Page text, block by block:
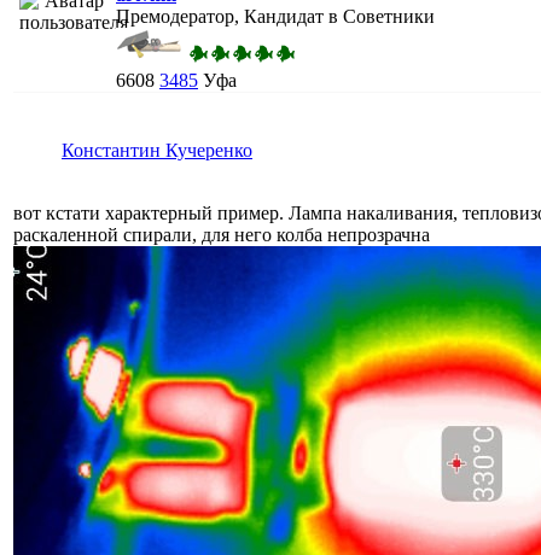
Премодератор, Кандидат в Советники
6608 3485 Уфа
Константин Кучеренко
вот кстати характерный пример. Лампа накаливания,
раскаленной спирали, для него колба непрозрачна